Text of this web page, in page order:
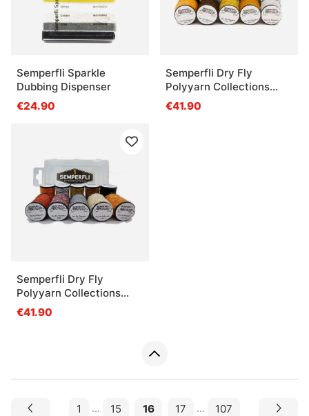
Semperfli Sparkle
Dubbing Dispenser
€24.90
Semperfli Dry Fly
Polyyarn Collections
Caddis Collection
€41.90
Semperfli Dry Fly
Polyyarn Collections
General Dry Fly
Collection
€41.90
1 ... 15 16 17 ... 107